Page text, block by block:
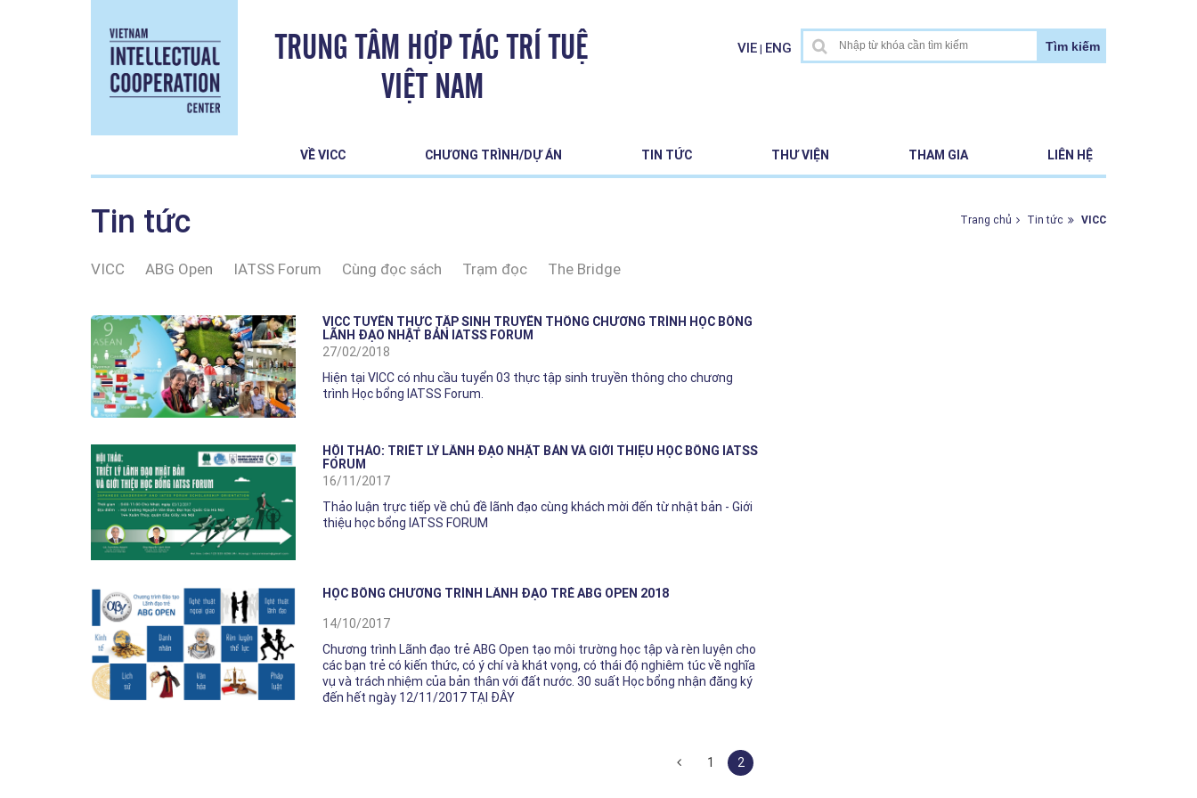
TRUNG TÂM HỢP TÁC TRÍ TUỆ
VIỆT NAM
Tìm kiếm
VIE| ENG
VỀ VICC CHƯƠNG TRÌNH/DỰ ÁN TIN TỨC THƯ VIỆN THAM GIA LIÊN HỆ
Trang chủ Tin tức VICC
Tin tức
VICC ABG Open IATSS Forum Cùng đọc sách Trạm đọc The Bridge
VICC TUYỂN THỰC TẬP SINH TRUYỀN THÔNG CHƯƠNG TRÌNH HỌC BỔNG
LÃNH ĐẠO NHẬT BẢN IATSS FORUM
27/02/2018
Hiện tại VICC có nhu cầu tuyển 03 thực tập sinh truyền thông cho chương
trình Học bổng IATSS Forum.
HỘI THẢO: TRIẾT LÝ LÃNH ĐẠO NHẬT BẢN VÀ GIỚI THIỆU HỌC BỔNG IATSS
FORUM
16/11/2017
Thảo luận trực tiếp về chủ đề lãnh đạo cùng khách mời đến từ nhật bản - Giới
thiệu học bổng IATSS FORUM
HỌC BỔNG CHƯƠNG TRÌNH LÃNH ĐẠO TRẺ ABG OPEN 2018
14/10/2017
Chương trình Lãnh đạo trẻ ABG Open tạo môi trường học tập và rèn luyện cho
các bạn trẻ có kiến thức, có ý chí và khát vọng, có thái độ nghiêm túc về nghĩa
vụ và trách nhiệm của bản thân với đất nước. 30 suất Học bổng nhận đăng ký
đến hết ngày 12/11/2017 TẠI ĐÂY
1 2